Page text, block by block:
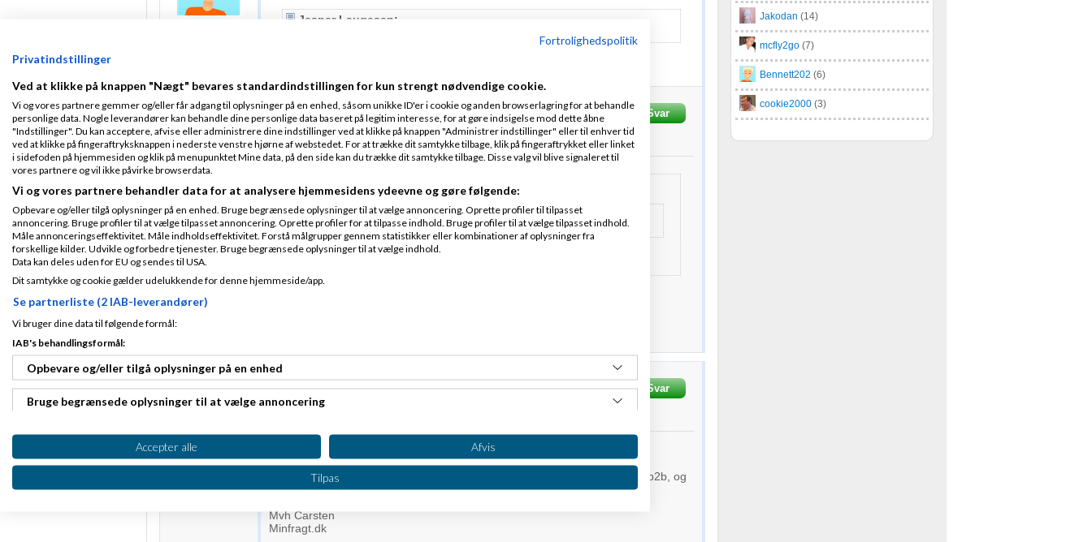
Jesper Laugesen:
Fra Korsør
Tilmeldt 26. Feb
09
Jesper Laugesen Fra Sliknet Thai-invest aps Skrevet30-01-
2015kl. 21:05
Svar
Ravn:
Jesper Laugesen:
Du kan ryge ind i problemer på størrelsen af kasserne
Det kommer da an på hvad vægt / volumen forhold speditøren bruger.
Fra Hundested
Tilmeldt 20. Sep
Indlæg ialt:175
Carsten Bo Larsen FraMinfragt.dk Skrevet30-01-2015
kl. 22:28
Svar
Alt efter vægt/volumen af dine kasser ville jeg anbefale gls til dine danske b2b, og
ups til de udenlandske, evt asendia.
Mvh Carsten
Minfragt.dk
Jakodan (14)
mcfly2go (7)
Bennett202 (6)
cookie2000 (3)
Fortrolighedspolitik
Privatindstillinger
Ved at klikke på knappen "Nægt" bevares standardindstillingen for kun strengt nødvendige cookie.
Vi og vores partnere gemmer og/eller får adgang til oplysninger på en enhed, såsom unikke ID'er i cookie og anden browserlagring for at behandle
personlige data. Nogle leverandører kan behandle dine personlige data baseret på legitim interesse, for at gøre indsigelse mod dette åbne
"Indstillinger". Du kan acceptere, afvise eller administrere dine indstillinger ved at klikke på knappen "Administrer indstillinger" eller til enhver tid
ved at klikke på fingeraftryksknappen i nederste venstre hjørne af webstedet. For at trække dit samtykke tilbage, klik på fingeraftrykket eller linket
i sidefoden på hjemmesiden og klik på menupunktet Mine data, på den side kan du trække dit samtykke tilbage. Disse valg vil blive signaleret til
vores partnere og vil ikke påvirke browserdata.
Vi og vores partnere behandler data for at analysere hjemmesidens ydeevne og gøre følgende:
Opbevare og/eller tilgå oplysninger på en enhed. Bruge begrænsede oplysninger til at vælge annoncering. Oprette profiler til tilpasset
annoncering. Bruge profiler til at vælge tilpasset annoncering. Oprette profiler for at tilpasse indhold. Bruge profiler til at vælge tilpasset indhold.
Måle annonceringseffektivitet. Måle indholdseffektivitet. Forstå målgrupper gennem statistikker eller kombinationer af oplysninger fra
forskellige kilder. Udvikle og forbedre tjenester. Bruge begrænsede oplysninger til at vælge indhold.
Data kan deles uden for EU og sendes til USA.
Dit samtykke og cookie gælder udelukkende for denne hjemmeside/app.
Se partnerliste (2 IAB-leverandører)
Vi bruger dine data til følgende formål:
IAB's behandlingsformål:
Opbevare og/eller tilgå oplysninger på en enhed
Bruge begrænsede oplysninger til at vælge annoncering
Oprette profiler til tilpasset annoncering
Bruge profiler til at vælge tilpasset annoncering
Accepter alle Afvis
Tilpas